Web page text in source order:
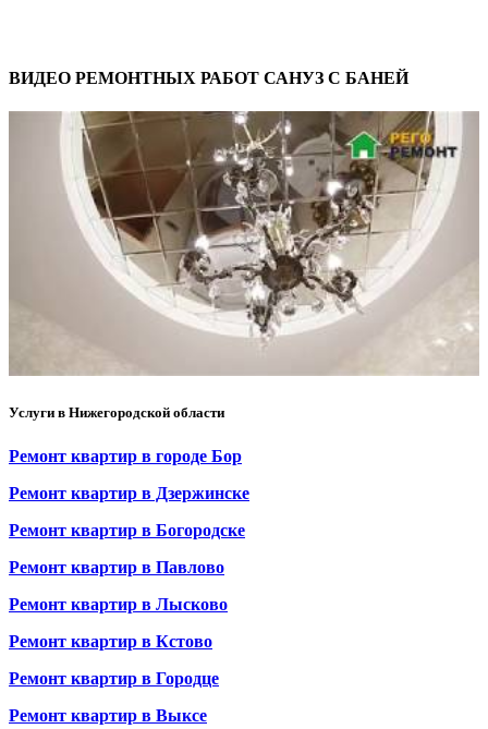
ВИДЕО РЕМОНТНЫХ РАБОТ САНУЗ С БАНЕЙ
Услуги в Нижегородской области
Ремонт квартир в городе Бор
Ремонт квартир в Дзержинске
Ремонт квартир в Богородске
Ремонт квартир в Павлово
Ремонт квартир в Лысково
Ремонт квартир в Кстово
Ремонт квартир в Городце
Ремонт квартир в Выксе